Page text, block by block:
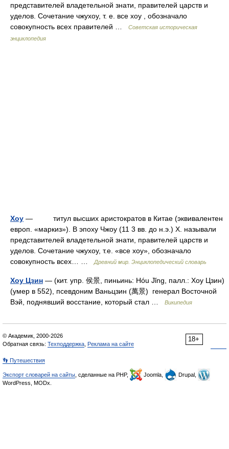
представителей владетельной знати, правителей царств и
уделов. Сочетание чжухоу, т. е. все хоу , обозначало
совокупность всех правителей …
Советская историческая
энциклопедия
Хоу — титул высших аристократов в Китае (эквивалентен
европ. «маркиз»). В эпоху Чжоу (11 3 вв. до н.э.) Х. называли
представителей владетельной знати, правителей царств и
уделов. Сочетание чжухоу, т.е. «все хоу», обозначало
совокупность всех… …
Древний мир. Энциклопедический словарь
Хоу Цзин — (кит. упр. 侯景, пиньинь: Hóu Jǐng, палл.: Хоу Цзин)
(умер в 552), псевдоним Ваньцзин (萬景) генерал Восточной
Вэй, поднявший восстание, который стал …
Википедия
18+
© Академик, 2000-2026
Обратная связь: Техподдержка Реклама на сайте
👣 Путешествия
Экспорт словарей на сайты , сделанные на PHP, Joomla,
Drupal,
WordPress, MODx.